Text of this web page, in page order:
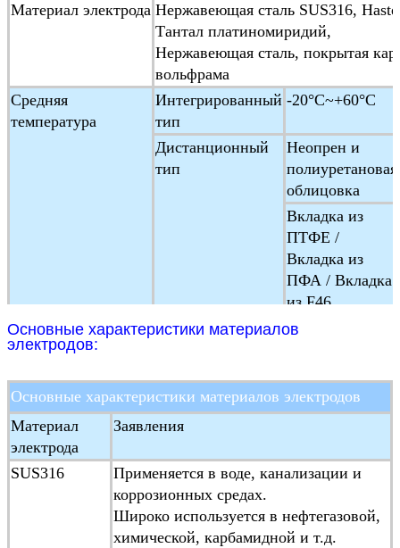
Материал электрода Нержавеющая сталь SUS316,
Тантал платиномиридий,
Нержавеющая сталь, покрытая
вольфрама
Средняя
температура
Интегрированный
тип
-20°C~+60°C
Дистанционный
тип
Неопрен и
полиуретановая
облицовка
Вкладка из
ПТФЕ /
Вкладка из
ПФА / Вкладка
из F46
Температура
окружающей среды
-25°C ~+ 60°C
окружающей среды
Средняя
электропроводность
≥ 20μs/cm
Диапазон
1500:1скорость потока < 15 м/с
Тип конструкции
Интегральный тип,
подводный тип, экс-прочный тип
Основные характеристики материалов
электродов:
Основные характеристики материалов электродов
Материал
электрода
Заявления
SUS316
Применяется в воде, канализации и
коррозионных средах.
Широко используется в нефтегазовой,
химической, карбамидной и т.д.